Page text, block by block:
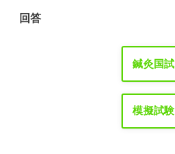
回答
鍼灸国試
模擬試験